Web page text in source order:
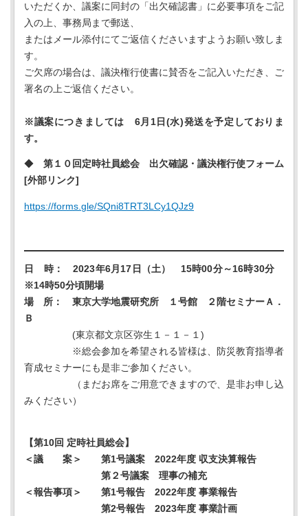
いただくか、議案に同封の「出欠確認書」に必要事項をご記
入の上、事務局まで郵送、
またはメール添付にてご返信くださいますようお願い致しま
す。
ご欠席の場合は、議決権行使書に賛否をご記入いただき、ご
署名の上ご返信ください。
※議案につきましては 6月1日(水)発送を予定しておりま
す。
◆ 第１０回定時社員総会 出欠確認・議決権行使フォーム
[外部リンク]
https://forms.gle/SQni8TRT3LCy1QJz9
日 時： 2023年6月17日（土） 15時00分～16時30分
※14時50分頃開場
場 所： 東京大学地震研究所 １号館 ２階セミナーＡ．
Ｂ
(東京都文京区弥生１－１－１)
※総会参加を希望される皆様は、防災教育指導者
育成セミナーにも是非ご参加ください。
（まだお席をご用意できますので、是非お申し込
みください）
【第10回 定時社員総会】
＜議 案＞ 第1号議案 2022年度 収支決算報告
第２号議案 理事の補充
＜報告事項＞ 第1号報告 2022年度 事業報告
第2号報告 2023年度 事業計画